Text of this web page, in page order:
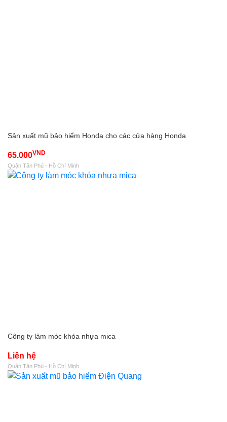
Sản xuất mũ bảo hiểm Honda cho các cửa hàng Honda
65.000VND
Quận Tân Phú - Hồ Chí Minh
Công ty làm móc khóa nhựa mica
Liên hệ
Quận Tân Phú - Hồ Chí Minh